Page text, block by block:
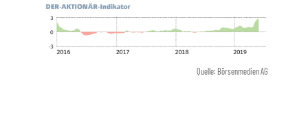
Quelle: Börsenmedien AG